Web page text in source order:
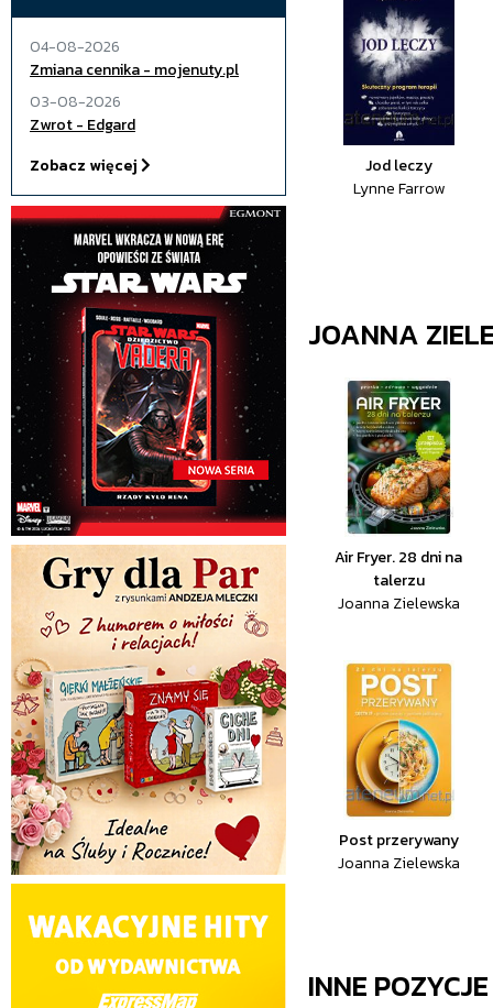
04-08-2026
Zmiana cennika - mojenuty.pl
03-08-2026
Zwrot - Edgard
Zobacz więcej
Jod leczy
Lynne Farrow
JOANNA
Air Fryer. 28 dni na
talerzu
Joanna Zielewska
Post przerywany
Joanna Zielewska
INNE